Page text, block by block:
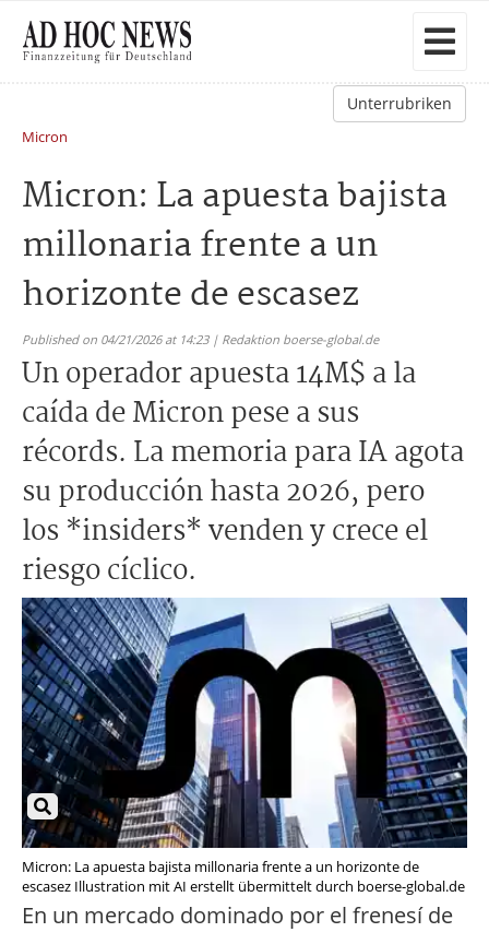
Unterrubriken
Micron
Micron: La apuesta bajista
millonaria frente a un
horizonte de escasez
Published on 04/21/2026 at 14:23 | Redaktion boerse-global.de
Un operador apuesta 14M$ a la
caída de Micron pese a sus
récords. La memoria para IA agota
su producción hasta 2026, pero
los *insiders* venden y crece el
riesgo cíclico.
Micron: La apuesta bajista millonaria frente a un horizonte de
escasez Illustration mit AI erstellt übermittelt durch boerse-global.de
En un mercado dominado por el frenesí de